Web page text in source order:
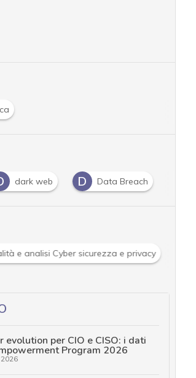
D Data Breach D dati personali
e Malware: le ultime news in tempo reale e
evolution per CIO e CISO: i dati
Program 2026